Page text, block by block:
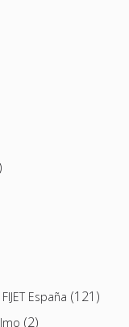
España (121)
(2)